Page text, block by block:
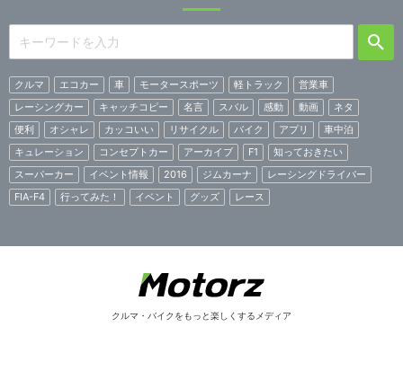
クルマ エコカー 車 モータースポーツ 軽トラック
営業車
レーシングカー
キャッチコピー 名言 スバル 感動 動画
ネタ
便利
オシャレ カッコいい リサイクル バイク アプリ
車中泊
キュレーション
コンセプトカー アーカイブ F1
知っておきたい
スーパーカー
イベント情報 2016 ジムカーナ
レーシングドライバー
FIA-F4
行ってみた！ イベント グッズ レース
クルマ・バイクをもっと楽しくするメディア